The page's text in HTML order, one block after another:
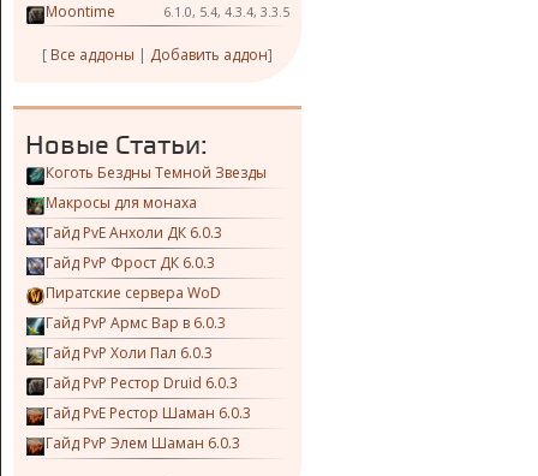
Moontime 6.1.0, 5.4, 4.3.4, 3.3.5
[ Все аддоны | Добавить аддон]
Новые Статьи:
Коготь Бездны Темной Звезды
Макросы для монаха
Гайд PvE Анхоли ДК 6.0.3
Гайд PvP Фрост ДК 6.0.3
Пиратские сервера WoD
Гайд PvP Армс Вар в 6.0.3
Гайд PvP Холи Пал 6.0.3
Гайд PvP Рестор Druid 6.0.3
Гайд PvE Рестор Шаман 6.0.3
Гайд PvP Элем Шаман 6.0.3